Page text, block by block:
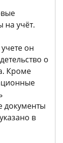
на учёт.
он
о
Кроме
документы
в